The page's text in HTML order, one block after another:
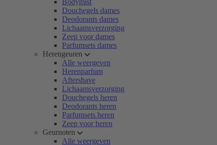
Bodymist
Douchegels dames
Deodorants dames
Lichaamsverzorging
Zeep voor dames
Parfumsets dames
Herengeuren
Alle weergeven
Herenparfum
Aftershave
Lichaamsverzorging
Douchegels heren
Deodorants heren
Parfumsets heren
Zeep voor heren
Geurnoten
Alle weergeven